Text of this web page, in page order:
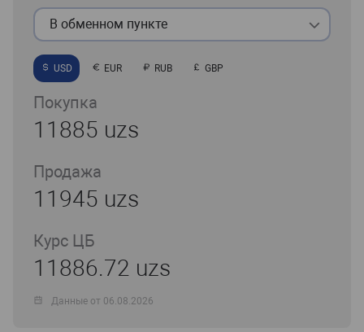
В обменном пункте
USD EUR RUB GBP
Покупка
11885 uzs
Продажа
11945 uzs
Курс ЦБ
11886.72 uzs
Данные от 06.08.2026